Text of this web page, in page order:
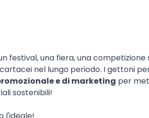
festival, una fiera, una competizione
nel lungo periodo. I gettoni
e di marketing per
sostenibili!